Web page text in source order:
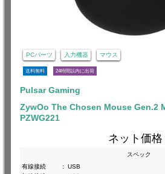
PCパーツ 入力機器 マウス
送料無料 24時間以内に出荷
Pulsar Gaming
ZywOo The Chosen Mouse Gen.2
PZWG221
ネット価格
スペック
有線接続
:
USB